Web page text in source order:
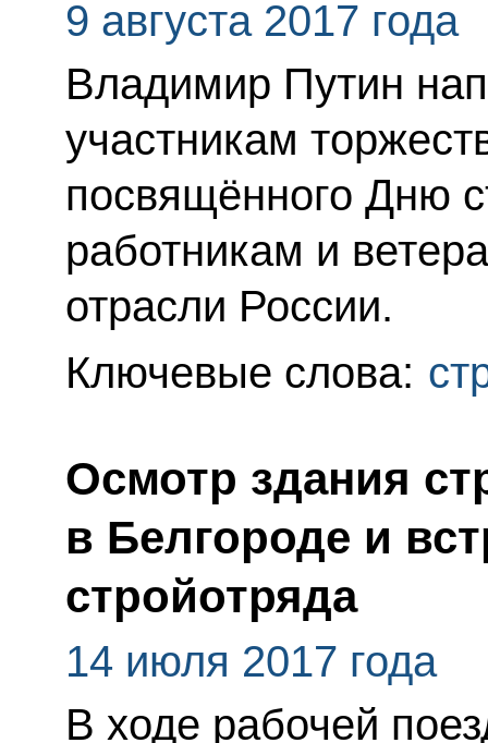
9 августа 2017 года
Владимир Путин
участникам
посвящённого Дню
работникам и
отрасли России.
Ключевые слова:
Осмотр здания
в Белгороде и
стройотряда
14 июля 2017 года
В ходе рабочей